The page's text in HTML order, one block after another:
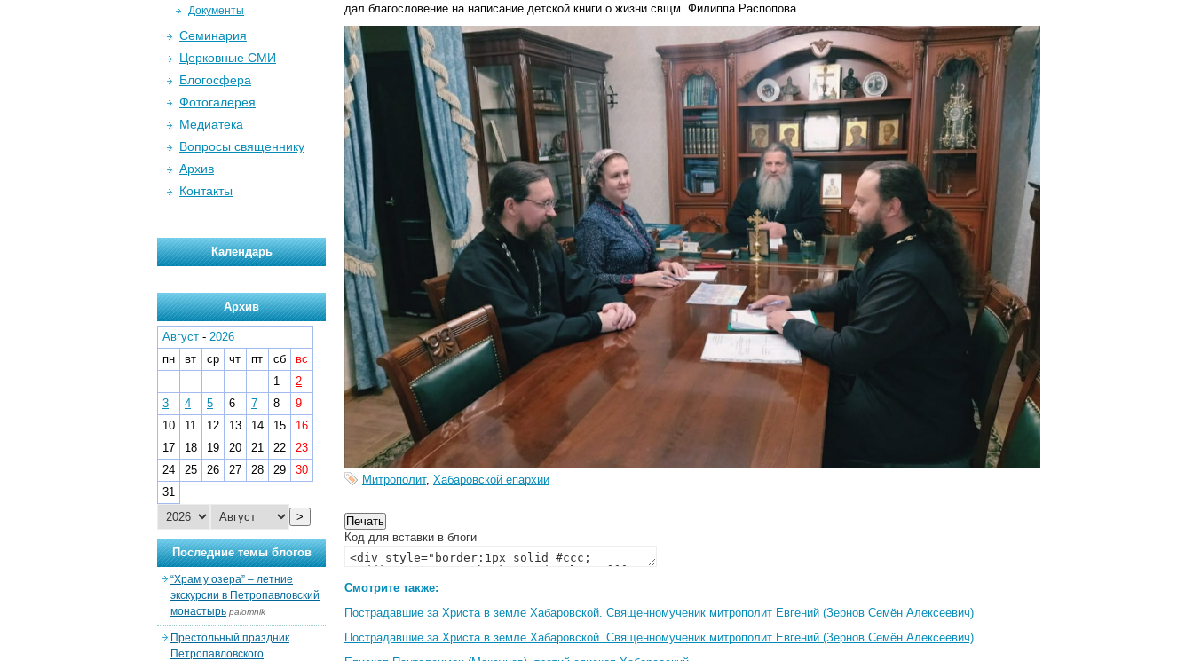
дал благословение на написание детской книги о жизни свщм. Филиппа Распопова.
Митрополит, Хабаровской епархии
Код для вставки в блоги
Смотрите также:
Пострадавшие за Христа в земле Хабаровской. Священномученик митрополит Евгений (Зернов Семён Алексеевич)
Пострадавшие за Христа в земле Хабаровской. Священномученик митрополит Евгений (Зернов Семён Алексеевич)
Документы
Семинария
Церковные СМИ
Блогосфера
Фотогалерея
Медиатека
Вопросы священнику
Архив
Контакты
Календарь
Архив
Август - 2026
пн
вт ср чт пт сб
вс
1
2
3
4 5 6 7 8
9
10
11 12 13 14 15
16
17
18 19 20 21 22
23
24
25 26 27 28 29
30
31
>
Последние темы блогов
“Храм у озера” – летние
экскурсии в Петропавловский
монастырь palomnik
Престольный праздник
Петропавловского